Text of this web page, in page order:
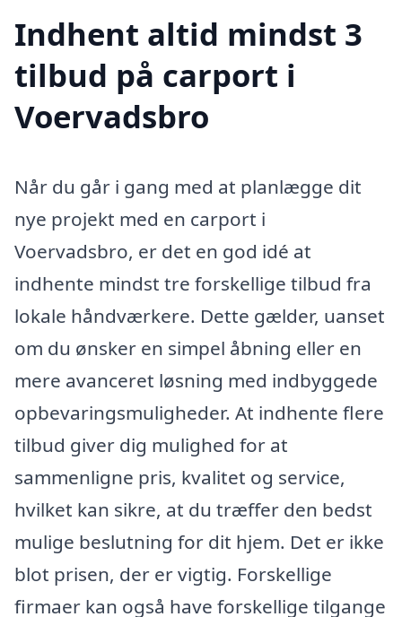
Indhent altid mindst 3
tilbud på carport i
Voervadsbro
Når du går i gang med at planlægge dit
nye projekt med en carport i
Voervadsbro, er det en god idé at
indhente mindst tre forskellige tilbud fra
lokale håndværkere. Dette gælder, uanset
om du ønsker en simpel åbning eller en
mere avanceret løsning med indbyggede
opbevaringsmuligheder. At indhente flere
tilbud giver dig mulighed for at
sammenligne pris, kvalitet og service,
hvilket kan sikre, at du træffer den bedst
mulige beslutning for dit hjem. Det er ikke
blot prisen, der er vigtig. Forskellige
firmaer kan også have forskellige tilgange